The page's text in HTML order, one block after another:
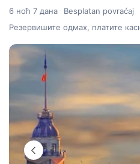
6 ноћ 7 дана
Besplatan povraćaj
Резервишите одмах, платите